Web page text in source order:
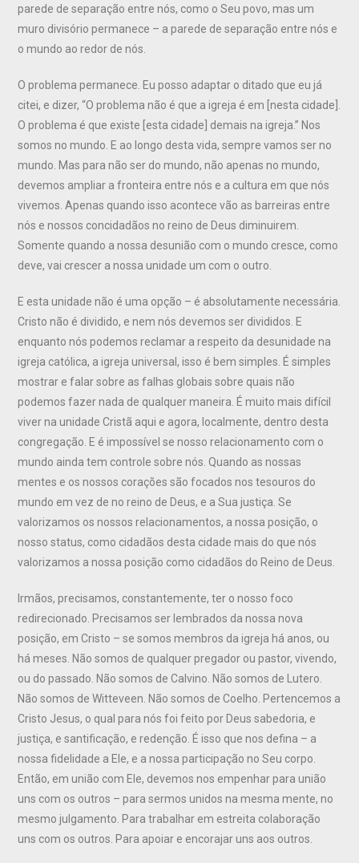
parede de separação entre nós, como o Seu povo, mas um
muro divisório permanece – a parede de separação entre nós e
o mundo ao redor de nós.
O problema permanece. Eu posso adaptar o ditado que eu já
citei, e dizer, “O problema não é que a igreja é em [nesta cidade].
O problema é que existe [esta cidade] demais na igreja.” Nos
somos no mundo. E ao longo desta vida, sempre vamos ser no
mundo. Mas para não ser do mundo, não apenas no mundo,
devemos ampliar a fronteira entre nós e a cultura em que nós
vivemos. Apenas quando isso acontece vão as barreiras entre
nós e nossos concidadãos no reino de Deus diminuirem.
Somente quando a nossa desunião com o mundo cresce, como
deve, vai crescer a nossa unidade um com o outro.
E esta unidade não é uma opção – é absolutamente necessária.
Cristo não é dividido, e nem nós devemos ser divididos. E
enquanto nós podemos reclamar a respeito da desunidade na
igreja católica, a igreja universal, isso é bem simples. É simples
mostrar e falar sobre as falhas globais sobre quais não
podemos fazer nada de qualquer maneira. É muito mais difícil
viver na unidade Cristã aqui e agora, localmente, dentro desta
congregação. E é impossível se nosso relacionamento com o
mundo ainda tem controle sobre nós. Quando as nossas
mentes e os nossos corações são focados nos tesouros do
mundo em vez de no reino de Deus, e a Sua justiça. Se
valorizamos os nossos relacionamentos, a nossa posição, o
nosso status, como cidadãos desta cidade mais do que nós
valorizamos a nossa posição como cidadãos do Reino de Deus.
Irmãos, precisamos, constantemente, ter o nosso foco
redirecionado. Precisamos ser lembrados da nossa nova
posição, em Cristo – se somos membros da igreja há anos, ou
há meses. Não somos de qualquer pregador ou pastor, vivendo,
ou do passado. Não somos de Calvino. Não somos de Lutero.
Não somos de Witteveen. Não somos de Coelho. Pertencemos a
Cristo Jesus, o qual para nós foi feito por Deus sabedoria, e
justiça, e santificação, e redenção. É isso que nos defina – a
nossa fidelidade a Ele, e a nossa participação no Seu corpo.
Então, em união com Ele, devemos nos empenhar para união
uns com os outros – para sermos unidos na mesma mente, no
mesmo julgamento. Para trabalhar em estreita colaboração
uns com os outros. Para apoiar e encorajar uns aos outros.